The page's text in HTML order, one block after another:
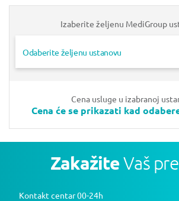
Izaberite željenu MediGroup
Odaberite željenu ustanovu
Cena usluge u izabranoj
Cena će se prikazati kad
ZakažiteVaš
Kontakt centar 00-24h